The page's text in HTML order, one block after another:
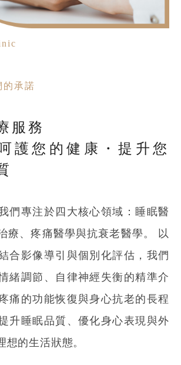
的承諾
服務
您的健康・提升您
們專注於四大核心領域：睡眠醫
療、疼痛醫學與抗衰老醫學。 以
合影像導引與個別化評估，我們
緒調節、自律神經失衡的精準介
痛的功能恢復與身心抗老的長程
升睡眠品質、優化身心表現與外
想的生活狀態。